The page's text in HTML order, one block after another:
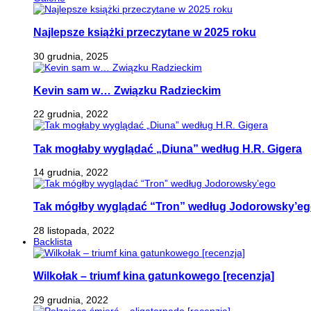
Najlepsze książki przeczytane w 2025 roku
30 grudnia, 2025
Kevin sam w… Związku Radzieckim
22 grudnia, 2022
Tak mogłaby wyglądać „Diuna” według H.R. Gigera
14 grudnia, 2022
Tak mógłby wyglądać “Tron” według
28 listopada, 2022
Backlista
Wilkołak – triumf kina gatunkowego [recenzja]
29 grudnia, 2022